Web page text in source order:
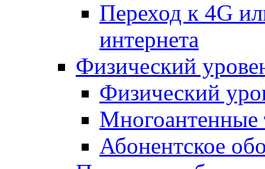
Переход к 4G
интернета
Физический
Физический
Многоантенные
Абонентское